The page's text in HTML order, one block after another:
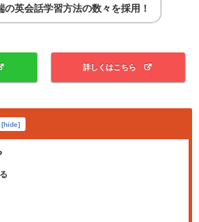
の英会話学習方法の数々を採用！
詳しくはこちら
[hide]